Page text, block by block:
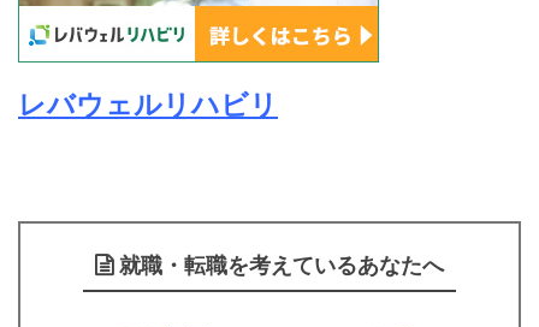
レバウェルリハビリ
就職・転職を考えているあなたへ